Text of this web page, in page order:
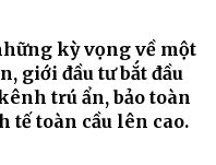
kỳ vọng về một
giới đầu tư bắt đầu
trú ẩn, bảo toàn
toàn cầu lên cao.